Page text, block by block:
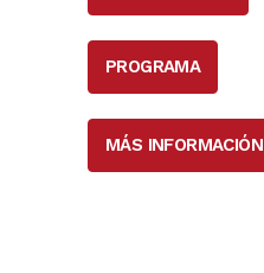
PROGRAMA
MÁS INFORMACIÓN